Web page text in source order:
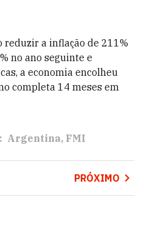
reduzir a inflação de 211%
no ano seguinte e
a economia encolheu
completa 14 meses em
Argentina FMI
PRÓXIMO